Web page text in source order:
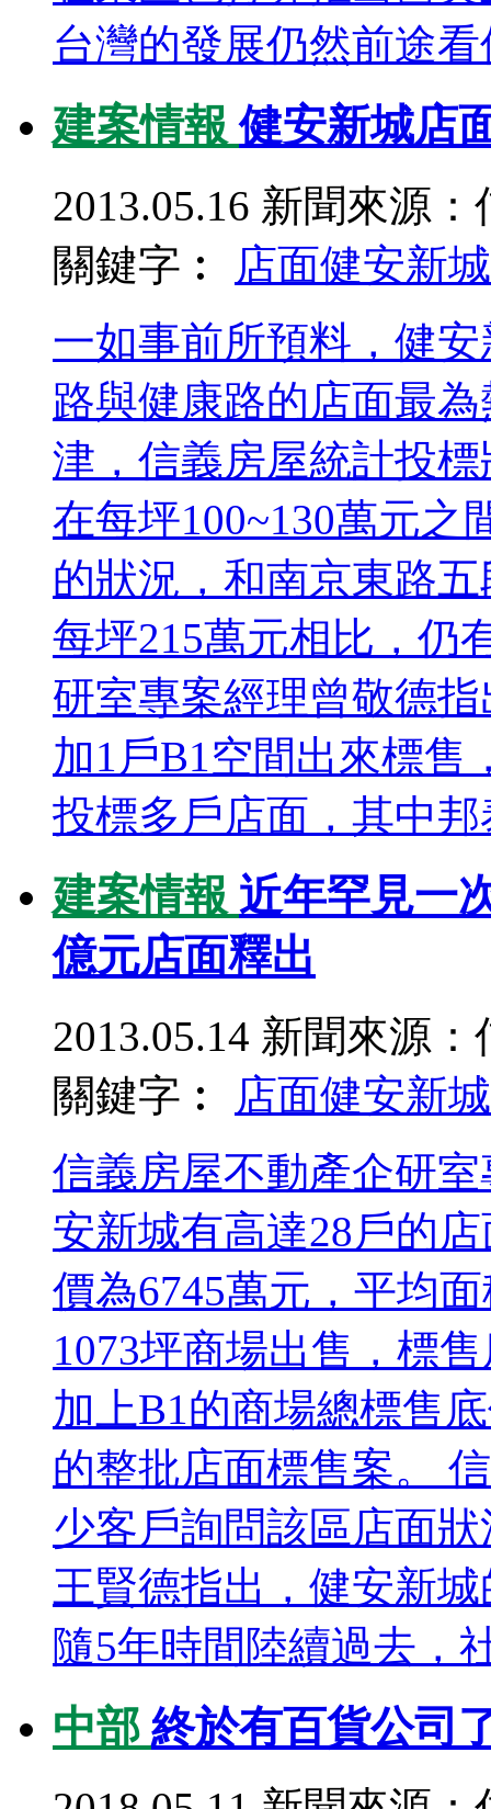
台灣的發展仍然前途
建案情報健安新城店
2013.05.16 新聞來源：
關鍵字︰
店面健安新城
一如事前所預料，健
路與健康路的店面最
津，信義房屋統計投
在每坪100~130萬元之
的狀況，和南京東路
每坪215萬元相比，仍
研室專案經理曾敬德
加1戶B1空間出來標售
投標多戶店面，其中
建案情報 近年罕見一
億元店面釋出
2013.05.14 新聞來源：
關鍵字︰
店面健安新城
信義房屋不動產企研
安新城有高達28戶的
價為6745萬元，平均
1073坪商場出售，標
加上B1的商場總標售
的整批店面標售案。
少客戶詢問該區店面
王賢德指出，健安新
隨5年時間陸續過去，
中部 終於有百貨公司